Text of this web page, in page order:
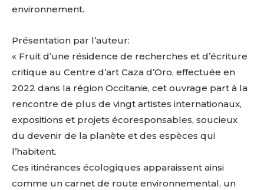
environnement.
Présentation par l’auteur:
« Fruit d’une résidence de recherches et d’écriture
critique au Centre d’art Caza d’Oro, effectuée en
2022 dans la région Occitanie, cet ouvrage part à la
rencontre de plus de vingt artistes internationaux,
expositions et projets écoresponsables, soucieux
du devenir de la planète et des espèces qui
l’habitent.
Ces itinérances écologiques apparaissent ainsi
comme un carnet de route environnemental, un